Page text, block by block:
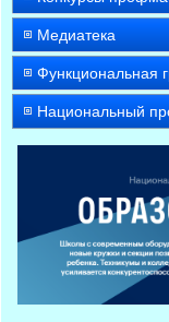
Медиатека
Функциональная
Национальный